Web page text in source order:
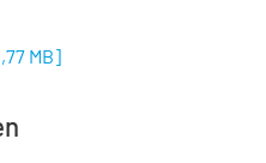
MB]